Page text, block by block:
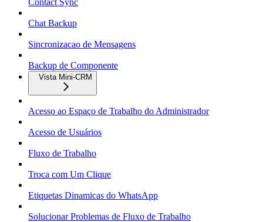
Chat Backup
Sincronizacao de Mensagens
Backup de Componente
Vista Mini-CRM
Acesso ao Espaço de Trabalho do Administrador
Acesso de Usuários
Fluxo de Trabalho
Troca com Um Clique
Etiquetas Dinamicas do WhatsApp
Solucionar Problemas de Fluxo de Trabalho